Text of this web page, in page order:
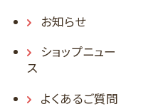
お知らせ
ショップニュー
ス
よくあるご質問